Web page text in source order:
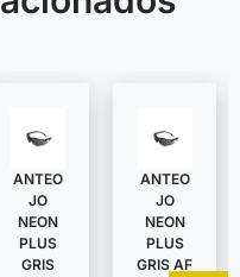
ANTEO
JO
NEON
PLUS
GRIS
ANTEO
JO
NEON
PLUS
GRIS AF